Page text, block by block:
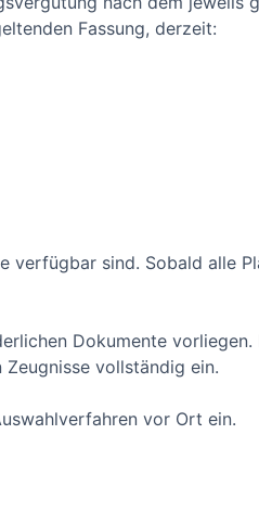
Fassung, derzeit:
verfügbar sind. Sobald alle
Dokumente
vollständig ein.
vor Ort ein.